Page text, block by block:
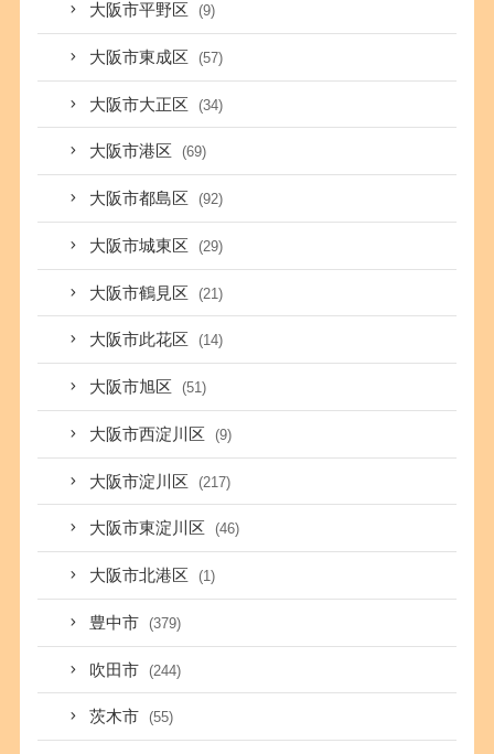
大阪市平野区 (9)
大阪市東成区 (57)
大阪市大正区 (34)
大阪市港区 (69)
大阪市都島区 (92)
大阪市城東区 (29)
大阪市鶴見区 (21)
大阪市此花区 (14)
大阪市旭区 (51)
大阪市西淀川区 (9)
大阪市淀川区 (217)
大阪市東淀川区 (46)
大阪市北港区 (1)
豊中市 (379)
吹田市 (244)
茨木市 (55)